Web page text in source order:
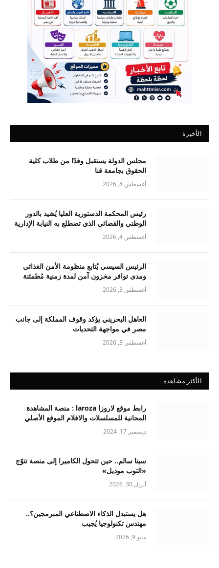
الأخيرة
مجلس الدولة يستقبل وفدًا من طلاب كلية
الحقوق بجامعة قنا
أغسطس 4, 2026
رئيس المحكمة الدستورية العليا يُشيد بالدور
الوطني والقضائي الذي تضطلع به النيابة الإدارية
أغسطس 4, 2026
الرئيس السيسي يُتابع منظومة الأمن الغذائي
ومدى توافر مخزون آمن لمدة زمنية مُطمئنة
أغسطس 3, 2026
العاهل البحريني يؤكد وقوف المملكة إلى جانب
مصر في مواجهة التحديات
أغسطس 3, 2026
الأكثر مشاهدة
رابط موقع لاروزا laroza : منصة المشاهدة
المجانية للمسلسلات والافلام الموقع الأصلي
ديسمبر 17, 2024
سينا سالم.. حين تتحول الكاميرا إلى منصة تتوّج
«التوب موديل»
أبريل 30, 2026
هل يستبدل الذكاء الاصطناعي المبرمجين؟..
مهندس تكنولوجيا يُجيب
مايو 9, 2026